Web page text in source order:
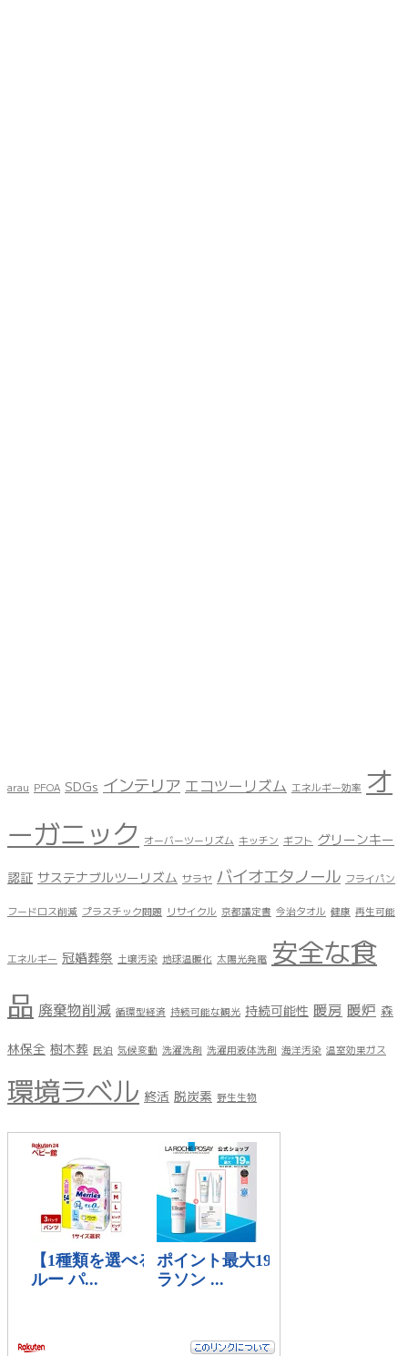
arau PFOA SDGs インテリア エコツーリズム エネルギー効率 オ
ーガニック オーバーツーリズム キッチン ギフト グリーンキー
認証 サステナブルツーリズム サラヤ バイオエタノール フライパン
フードロス削減 プラスチック問題 リサイクル 京都議定書 今治タオル 健康 再生可能
エネルギー 冠婚葬祭 土壌汚染 地球温暖化 太陽光発電 安全な食
品 廃棄物削減 循環型経済 持続可能な観光 持続可能性 暖房 暖炉 森
林保全 樹木葬 民泊 気候変動 洗濯洗剤 洗濯用液体洗剤 海洋汚染 温室効果ガス
環境ラベル 終活 脱炭素 野生生物